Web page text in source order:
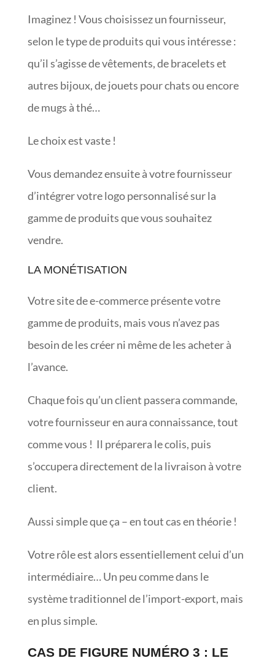
Imaginez ! Vous choisissez un fournisseur,
selon le type de produits qui vous intéresse :
qu’il s’agisse de vêtements, de bracelets et
autres bijoux, de jouets pour chats ou encore
de mugs à thé…
Le choix est vaste !
Vous demandez ensuite à votre fournisseur
d’intégrer votre logo personnalisé sur la
gamme de produits que vous souhaitez
vendre.
LA MONÉTISATION
Votre site de e-commerce présente votre
gamme de produits, mais vous n’avez pas
besoin de les créer ni même de les acheter à
l’avance.
Chaque fois qu’un client passera commande,
votre fournisseur en aura connaissance, tout
comme vous ! Il préparera le colis, puis
s’occupera directement de la livraison à votre
client.
Aussi simple que ça – en tout cas en théorie !
Votre rôle est alors essentiellement celui d’un
intermédiaire… Un peu comme dans le
système traditionnel de l’import-export, mais
en plus simple.
CAS DE FIGURE NUMÉRO 3 : LE